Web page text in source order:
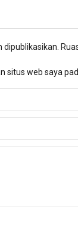
situs web saya